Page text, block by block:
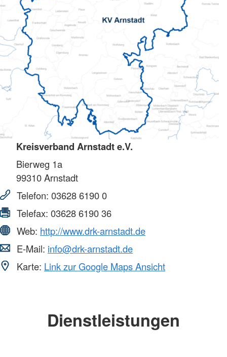
Kreisverband Arnstadt e.V.
Bierweg 1a
99310Arnstadt
Telefon: 03628 6190 0
Telefax: 03628 6190 36
Web: http://www.drk-arnstadt.de
E-Mail: info@drk-arnstadt.de
Karte: Link zur Google Maps Ansicht
Dienstleistungen